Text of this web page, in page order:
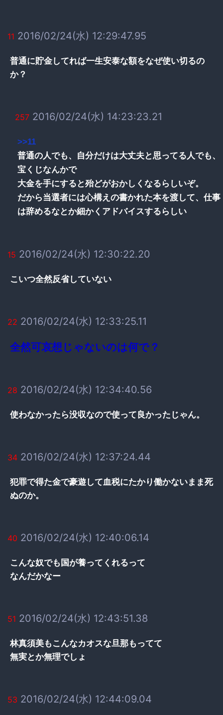
11 2016/02/24(水) 12:29:47.95
普通に貯金してれば一生安泰な額をなぜ使い切るの
か？
257 2016/02/24(水) 14:23:23.21
>>11
普通の人でも、自分だけは大丈夫と思ってる人でも、
宝くじなんかで
大金を手にすると殆どがおかしくなるらしいぞ。
だから当選者には心構えの書かれた本を渡して、仕事
は辞めるなとか細かくアドバイスするらしい
15 2016/02/24(水) 12:30:22.20
こいつ全然反省していない
22 2016/02/24(水) 12:33:25.11
全然可哀想じゃないのは何で？
28 2016/02/24(水) 12:34:40.56
使わなかったら没収なので使って良かったじゃん。
34 2016/02/24(水) 12:37:24.44
犯罪で得た金で豪遊して血税にたかり働かないまま死
ぬのか。
40 2016/02/24(水) 12:40:06.14
こんな奴でも国が養ってくれるって
なんだかなー
51 2016/02/24(水) 12:43:51.38
林真須美もこんなカオスな旦那もってて
無実とか無理でしょ
53 2016/02/24(水) 12:44:09.04